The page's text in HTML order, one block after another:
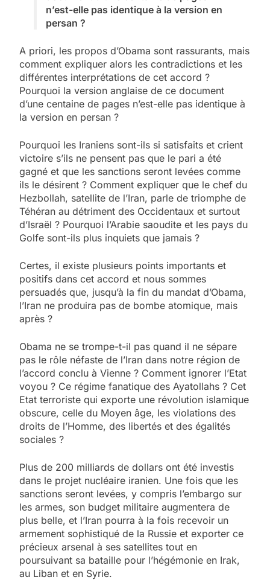
n’est-elle pas identique à la version en
persan ?
A priori, les propos d’Obama sont rassurants, mais
comment expliquer alors les contradictions et les
différentes interprétations de cet accord ?
Pourquoi la version anglaise de ce document
d’une centaine de pages n’est-elle pas identique à
la version en persan ?
Pourquoi les Iraniens sont-ils si satisfaits et crient
victoire s’ils ne pensent pas que le pari a été
gagné et que les sanctions seront levées comme
ils le désirent ? Comment expliquer que le chef du
Hezbollah, satellite de l’Iran, parle de triomphe de
Téhéran au détriment des Occidentaux et surtout
d’Israël ? Pourquoi l’Arabie saoudite et les pays du
Golfe sont-ils plus inquiets que jamais ?
Certes, il existe plusieurs points importants et
positifs dans cet accord et nous sommes
persuadés que, jusqu’à la fin du mandat d’Obama,
l’Iran ne produira pas de bombe atomique, mais
après ?
Obama ne se trompe-t-il pas quand il ne sépare
pas le rôle néfaste de l’Iran dans notre région de
l’accord conclu à Vienne ? Comment ignorer l’Etat
voyou ? Ce régime fanatique des Ayatollahs ? Cet
Etat terroriste qui exporte une révolution islamique
obscure, celle du Moyen âge, les violations des
droits de l’Homme, des libertés et des égalités
sociales ?
Plus de 200 milliards de dollars ont été investis
dans le projet nucléaire iranien. Une fois que les
sanctions seront levées, y compris l’embargo sur
les armes, son budget militaire augmentera de
plus belle, et l’Iran pourra à la fois recevoir un
armement sophistiqué de la Russie et exporter ce
précieux arsenal à ses satellites tout en
poursuivant sa bataille pour l’hégémonie en Irak,
au Liban et en Syrie.